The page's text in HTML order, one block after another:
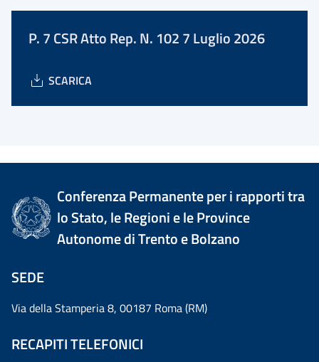
P. 7 CSR Atto Rep. N. 102 7 Luglio 2026
SCARICA
Conferenza Permanente per i rapporti tra
lo Stato, le Regioni e le Province
Autonome di Trento e Bolzano
SEDE
Via della Stamperia 8, 00187 Roma (RM)
RECAPITI TELEFONICI